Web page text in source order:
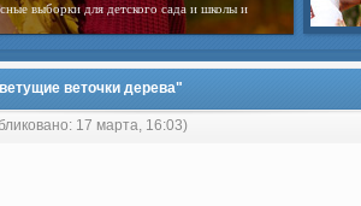
выборки для детского сада и школы и
веточки дерева"
17 марта, 16:03)